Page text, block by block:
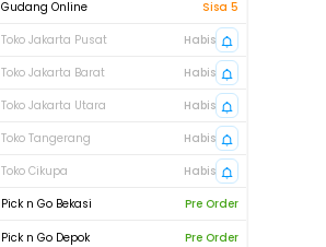
Gudang Online
Sisa 5
Toko Jakarta Pusat
Habis
Toko Jakarta Barat
Habis
Toko Jakarta Utara
Habis
Toko Tangerang
Habis
Toko Cikupa
Habis
Pick n Go Bekasi
Pre Order
Pick n Go Depok
Pre Order